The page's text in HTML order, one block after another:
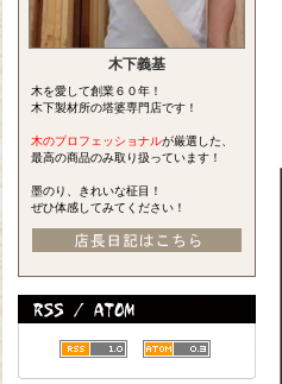
木下義基
木を愛して創業６０年！
木下製材所の塔婆専門店です！
木のプロフェッショナルが厳選した、
最高の商品のみ取り扱っています！
墨のり、きれいな柾目！
ぜひ体感してみてください！